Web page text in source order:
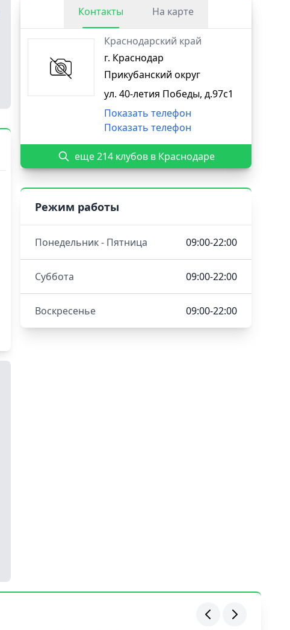
Контакты На карте
Краснодарский край
г. Краснодар
Прикубанский округ
ул. 40-летия Победы, д.97с1
Показать телефон
Показать телефон
еще 214 клубов в Краснодаре
Режим работы
Понедельник - Пятница 09:00-22:00
Суббота 09:00-22:00
Воскресенье 09:00-22:00